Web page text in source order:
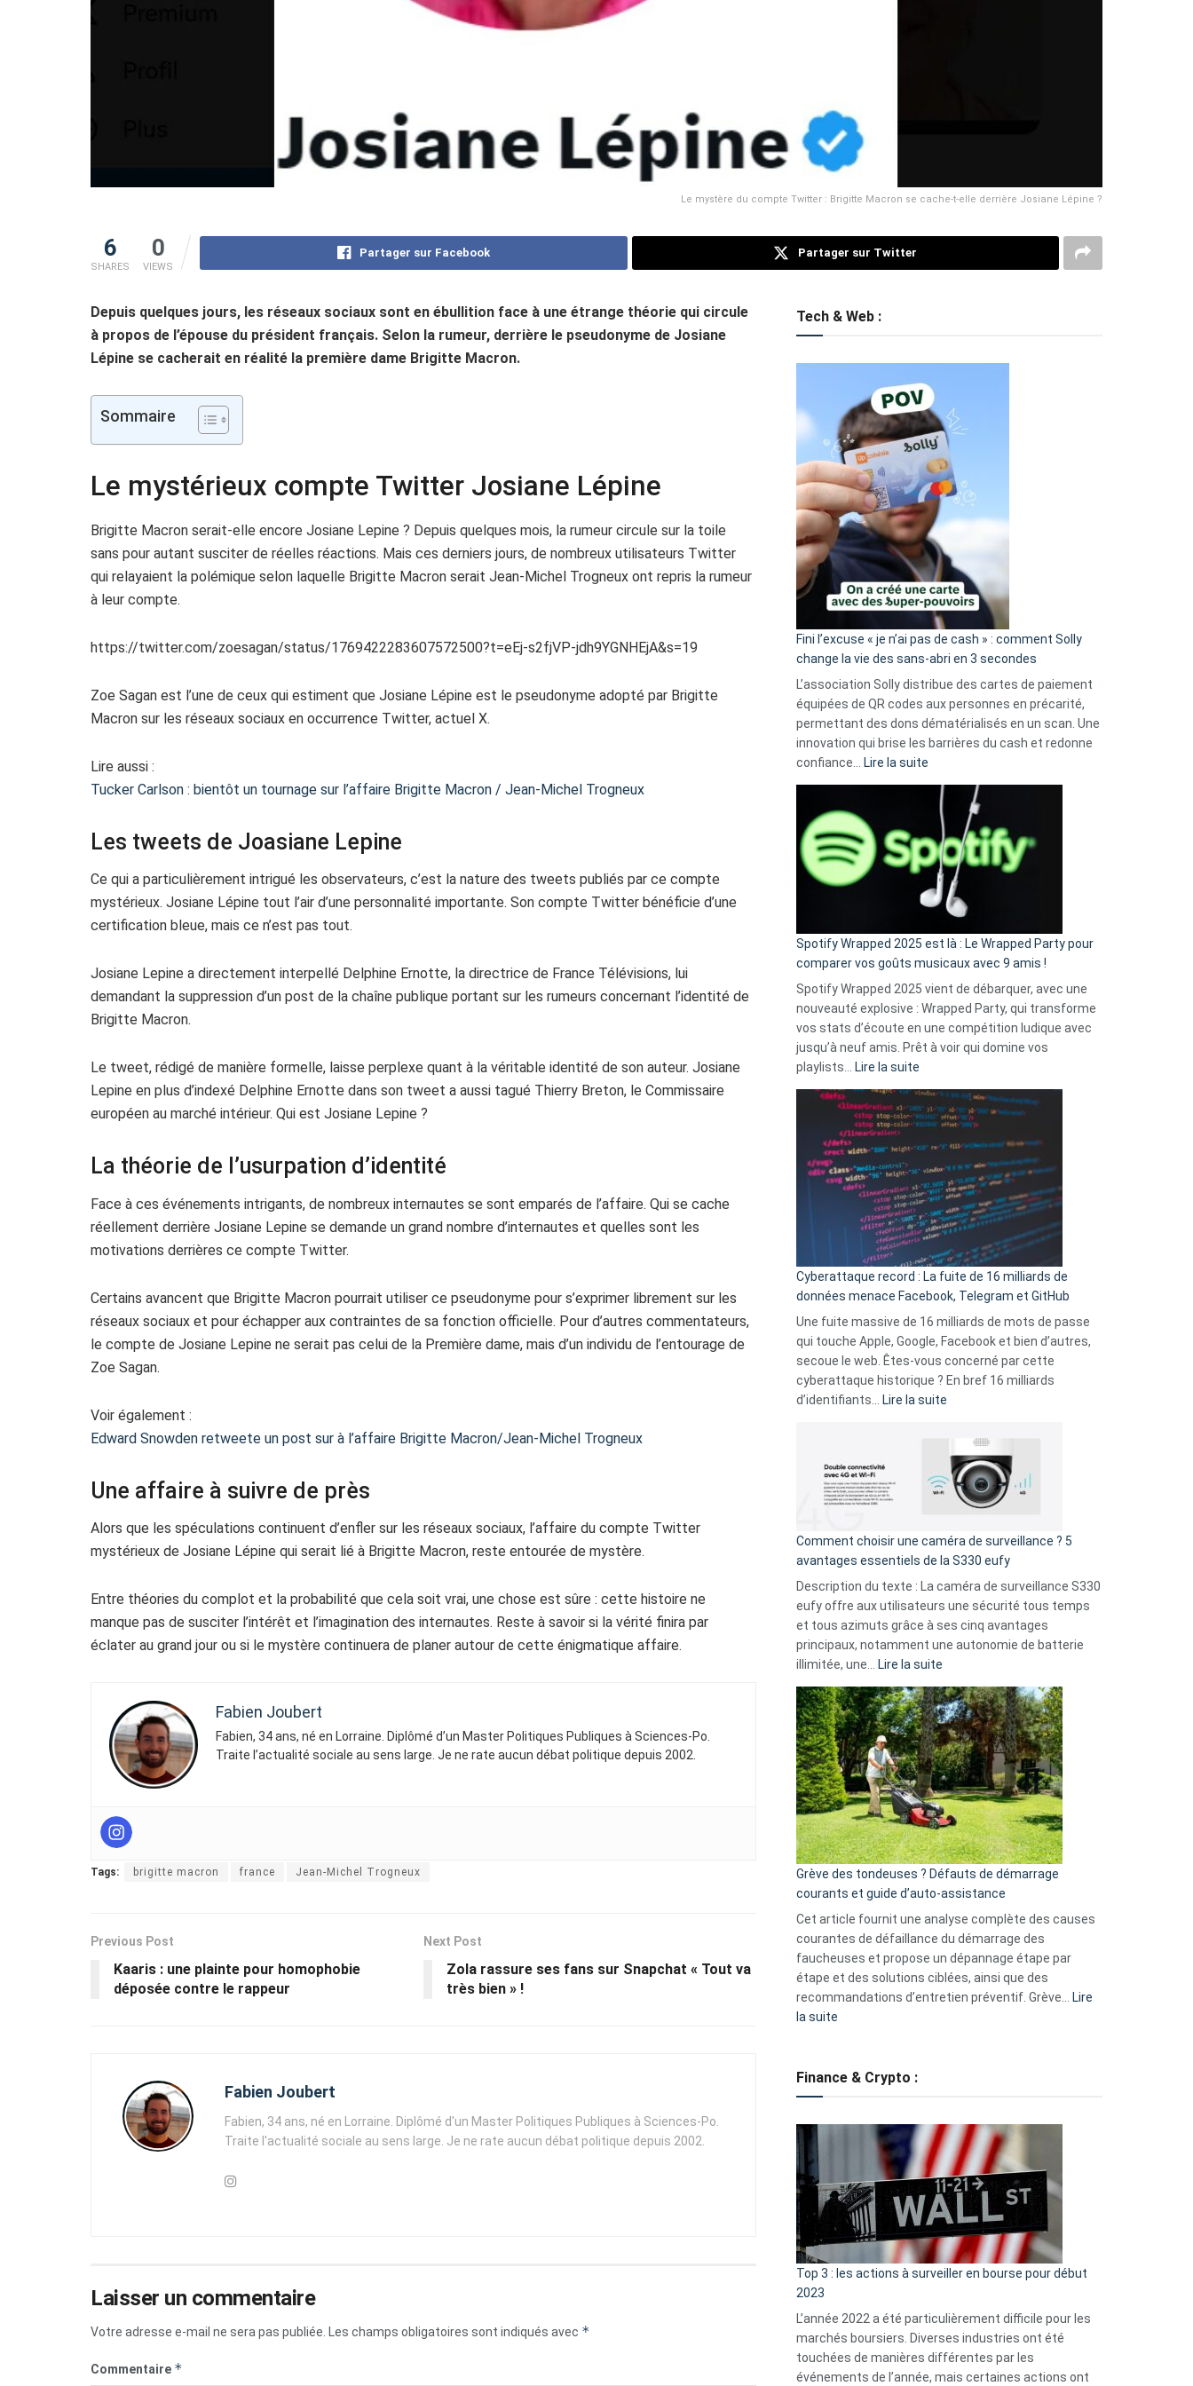
Le mystère du compte Twitter : Brigitte Macron se cache-t-elle derrière Josiane Lépine ?
6
SHARES
0
VIEWS
Partager sur Facebook Partager sur Twitter
Depuis quelques jours, les réseaux sociaux sont en ébullition face à une étrange théorie qui circule
à propos de l’épouse du président français. Selon la rumeur, derrière le pseudonyme de Josiane
Lépine se cacherait en réalité la première dame Brigitte Macron.
Sommaire
Le mystérieux compte Twitter Josiane Lépine
Brigitte Macron serait-elle encore Josiane Lepine ? Depuis quelques mois, la rumeur circule sur la toile
sans pour autant susciter de réelles réactions. Mais ces derniers jours, de nombreux utilisateurs Twitter
qui relayaient la polémique selon laquelle Brigitte Macron serait Jean-Michel Trogneux ont repris la rumeur
à leur compte.
https://twitter.com/zoesagan/status/1769422283607572500?t=eEj-s2fjVP-jdh9YGNHEjA&s=19
Zoe Sagan est l’une de ceux qui estiment que Josiane Lépine est le pseudonyme adopté par Brigitte
Macron sur les réseaux sociaux en occurrence Twitter, actuel X.
Lire aussi :
Tucker Carlson : bientôt un tournage sur l’affaire Brigitte Macron / Jean-Michel Trogneux
Les tweets de Joasiane Lepine
Ce qui a particulièrement intrigué les observateurs, c’est la nature des tweets publiés par ce compte
mystérieux. Josiane Lépine tout l’air d’une personnalité importante. Son compte Twitter bénéficie d’une
certification bleue, mais ce n’est pas tout.
Josiane Lepine a directement interpellé Delphine Ernotte, la directrice de France Télévisions, lui
demandant la suppression d’un post de la chaîne publique portant sur les rumeurs concernant l’identité de
Brigitte Macron.
Le tweet, rédigé de manière formelle, laisse perplexe quant à la véritable identité de son auteur. Josiane
Lepine en plus d’indexé Delphine Ernotte dans son tweet a aussi tagué Thierry Breton, le Commissaire
européen au marché intérieur. Qui est Josiane Lepine ?
La théorie de l’usurpation d’identité
Face à ces événements intrigants, de nombreux internautes se sont emparés de l’affaire. Qui se cache
réellement derrière Josiane Lepine se demande un grand nombre d’internautes et quelles sont les
motivations derrières ce compte Twitter.
Certains avancent que Brigitte Macron pourrait utiliser ce pseudonyme pour s’exprimer librement sur les
réseaux sociaux et pour échapper aux contraintes de sa fonction officielle. Pour d’autres commentateurs,
le compte de Josiane Lepine ne serait pas celui de la Première dame, mais d’un individu de l’entourage de
Zoe Sagan.
Voir également :
Edward Snowden retweete un post sur à l’affaire Brigitte Macron/Jean-Michel Trogneux
Une affaire à suivre de près
Alors que les spéculations continuent d’enfler sur les réseaux sociaux, l’affaire du compte Twitter
mystérieux de Josiane Lépine qui serait lié à Brigitte Macron, reste entourée de mystère.
Entre théories du complot et la probabilité que cela soit vrai, une chose est sûre : cette histoire ne
manque pas de susciter l’intérêt et l’imagination des internautes. Reste à savoir si la vérité finira par
éclater au grand jour ou si le mystère continuera de planer autour de cette énigmatique affaire.
Fabien Joubert
Fabien, 34 ans, né en Lorraine. Diplômé d’un Master Politiques Publiques à Sciences-Po.
Traite l’actualité sociale au sens large. Je ne rate aucun débat politique depuis 2002.
Tags: brigitte macron france Jean-Michel Trogneux
Previous Post
Kaaris : une plainte pour homophobie
déposée contre le rappeur
Next Post
Zola rassure ses fans sur Snapchat « Tout va
très bien » !
Fabien Joubert
Fabien, 34 ans, né en Lorraine. Diplômé d'un Master Politiques Publiques à Sciences-Po.
Traite l'actualité sociale au sens large. Je ne rate aucun débat politique depuis 2002.
Laisser un commentaire
Votre adresse e-mail ne sera pas publiée. Les champs obligatoires sont indiqués avec *
Commentaire *
Tech & Web :
Fini l’excuse « je n’ai pas de cash » : comment Solly
change la vie des sans-abri en 3 secondes
L’association Solly distribue des cartes de paiement
équipées de QR codes aux personnes en précarité,
permettant des dons dématérialisés en un scan. Une
innovation qui brise les barrières du cash et redonne
confiance…
Lire la suite
l’excuse
je
n’ai
pas
de
cash
»
Solly
change
la
vie
sans-
abri
en
3
secondes
Spotify Wrapped 2025 est là : Le Wrapped Party pour
comparer vos goûts musicaux avec 9 amis !
Spotify Wrapped 2025 vient de débarquer, avec une
nouveauté explosive : Wrapped Party, qui transforme
vos stats d’écoute en une compétition ludique avec
jusqu’à neuf amis. Prêt à voir qui domine vos
playlists…
Lire la suite
Wrapped
2025
est
:
Le
Wrapped
Party
pour
comparer
vos
goûts
musicaux
avec
9
amis
Cyberattaque record : La fuite de 16 milliards de
données menace Facebook, Telegram et GitHub
Une fuite massive de 16 milliards de mots de passe
qui touche Apple, Google, Facebook et bien d’autres,
secoue le web. Êtes-vous concerné par cette
cyberattaque historique ? En bref 16 milliards
d’identifiants…
Lire la suite
record
La
fuite
16
milliards
données
menace
Facebook,
Telegram
GitHub
Comment choisir une caméra de surveillance ? 5
avantages essentiels de la S330 eufy
Description du texte : La caméra de surveillance S330
eufy offre aux utilisateurs une sécurité tous temps
et tous azimuts grâce à ses cinq avantages
principaux, notamment une autonomie de batterie
illimitée, une…
Lire la suite
choisir
une
caméra
de
surveillance
?
5
avantages
essentiels
de
la
S330
eufy
Grève des tondeuses ? Défauts de démarrage
courants et guide d’auto-assistance
Cet article fournit une analyse complète des causes
courantes de défaillance du démarrage des
faucheuses et propose un dépannage étape par
étape et des solutions ciblées, ainsi que des
recommandations d’entretien préventif. Grève…
Lire
la suite
tondeuses
démarrage
courants
et
guide
d’auto-
assistance
Finance & Crypto :
Top 3 : les actions à surveiller en bourse pour début
2023
L’année 2022 a été particulièrement difficile pour les
marchés boursiers. Diverses industries ont été
touchées de manières différentes par les
événements de l’année, mais certaines actions ont